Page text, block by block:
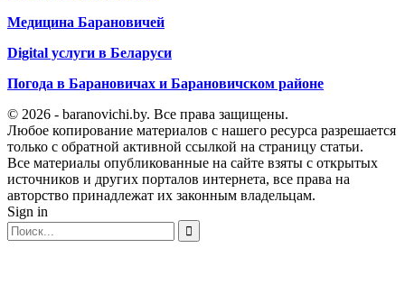
Медицина Барановичей
Digital услуги в Беларуси
Погода в Барановичах и Барановичском районе
© 2026 - baranovichi.by. Все права защищены.
Любое копирование материалов с нашего ресурса разрешается
только с обратной активной ссылкой на страницу статьи.
Все материалы опубликованные на сайте взяты с открытых
источников и других порталов интернета, все права на
авторство принадлежат их законным владельцам.
Sign in